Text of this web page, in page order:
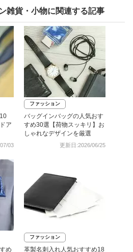
雑貨・小物に関連する記事
ア
03
ファッション
バッグインバッグの人気おす
すめ30選【荷物スッキリ】お
しゃれなデザインを厳選
更新日:2026/06/25
め
ファッション
革製名刺入れ人気おすすめ18